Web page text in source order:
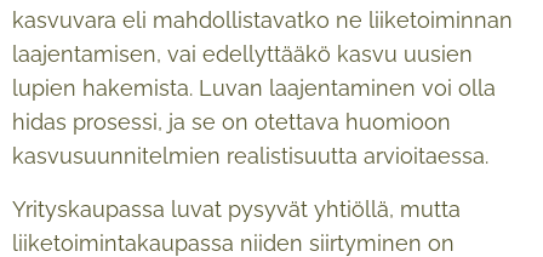
kasvuvara eli mahdollistavatko ne liiketoiminnan
laajentamisen, vai edellyttääkö kasvu uusien
lupien hakemista. Luvan laajentaminen voi olla
hidas prosessi, ja se on otettava huomioon
kasvusuunnitelmien realistisuutta arvioitaessa.
Yrityskaupassa luvat pysyvät yhtiöllä, mutta
liiketoimintakaupassa niiden siirtyminen on